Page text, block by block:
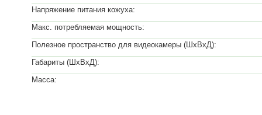
Напряжение питания кожуха:
Макс. потребляемая мощность:
Полезное пространство для видеокамеры (ШхВхД):
Габариты (ШхВхД):
Масса: